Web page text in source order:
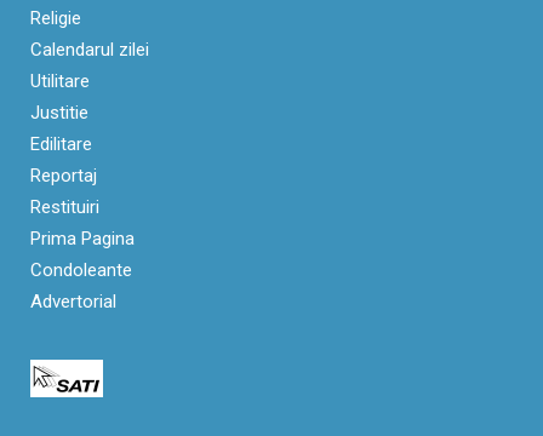
Religie
Calendarul zilei
Utilitare
Justitie
Edilitare
Reportaj
Restituiri
Prima Pagina
Condoleante
Advertorial